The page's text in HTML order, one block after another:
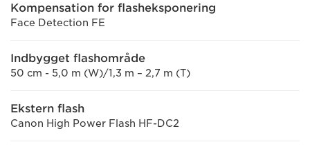
Kompensation for flasheksponering
Face Detection FE
Indbygget flashområde
50 cm - 5,0 m (W)/1,3 m – 2,7 m (T)
Ekstern flash
Canon High Power Flash HF-DC2